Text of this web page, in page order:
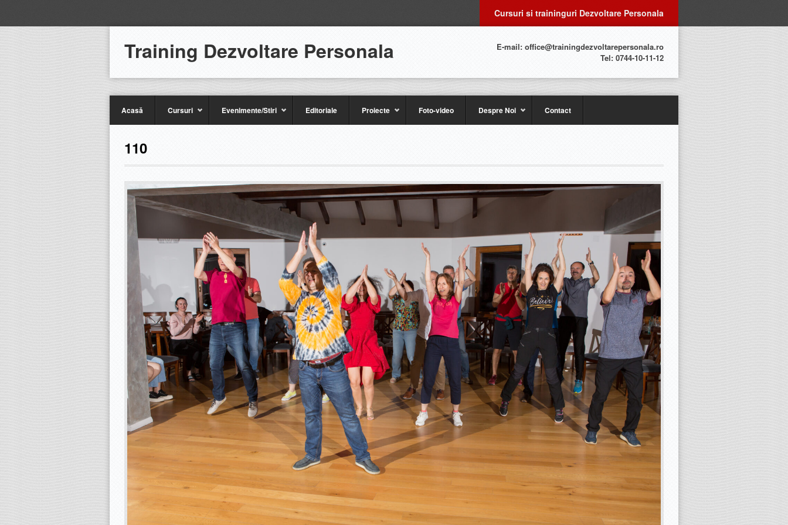
Cursuri si traininguri Dezvoltare Personala
Training Dezvoltare Personala
E-mail: office@trainingdezvoltarepersonala.ro
Tel: 0744-10-11-12
Acasă Cursuri Evenimente/Stiri Editoriale Proiecte Foto-video Despre Noi Contact
110